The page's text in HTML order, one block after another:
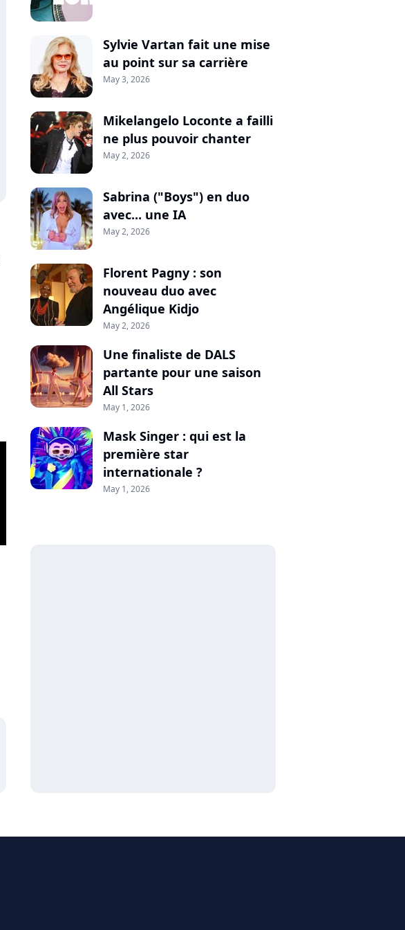
Sylvie Vartan fait une mise
au point sur sa carrière
May 3, 2026
Mikelangelo Loconte a failli
ne plus pouvoir chanter
May 2, 2026
Sabrina ("Boys") en duo
avec... une IA
May 2, 2026
Florent Pagny : son
nouveau duo avec
Angélique Kidjo
May 2, 2026
Une finaliste de DALS
partante pour une saison
All Stars
May 1, 2026
Mask Singer : qui est la
première star
internationale ?
May 1, 2026